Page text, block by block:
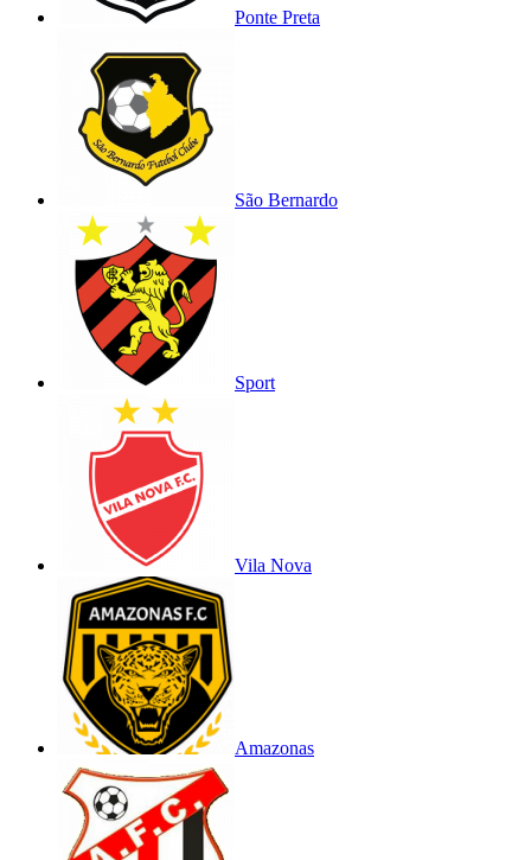
Ponte Preta
São Bernardo
Sport
Vila Nova
Amazonas